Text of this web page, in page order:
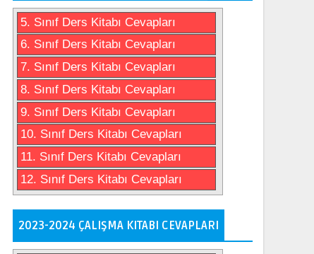
5. Sınıf Ders Kitabı Cevapları
6. Sınıf Ders Kitabı Cevapları
7. Sınıf Ders Kitabı Cevapları
8. Sınıf Ders Kitabı Cevapları
9. Sınıf Ders Kitabı Cevapları
10. Sınıf Ders Kitabı Cevapları
11. Sınıf Ders Kitabı Cevapları
12. Sınıf Ders Kitabı Cevapları
2023-2024 ÇALIŞMA KITABI CEVAPLARI